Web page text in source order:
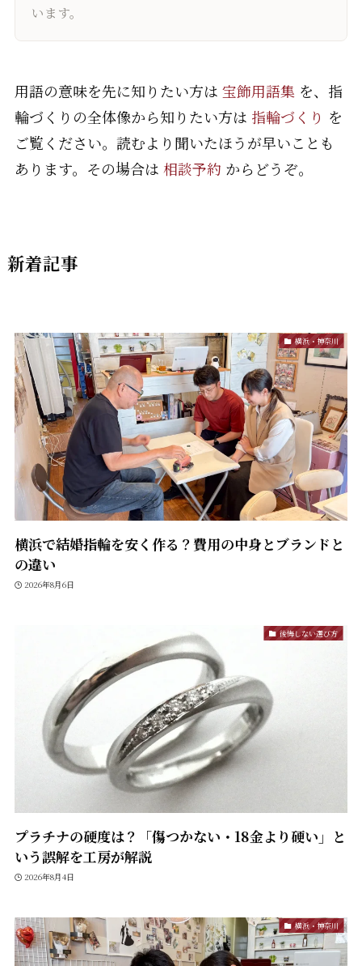
います。
用語の意味を先に知りたい方は 宝飾用語集 を、指
輪づくりの全体像から知りたい方は 指輪づくり を
ご覧ください。読むより聞いたほうが早いことも
あります。その場合は 相談予約 からどうぞ。
新着記事
横浜・神奈川
横浜で結婚指輪を安く作る？費用の中身とブランドと
の違い
2026年8月6日
後悔しない選び方
プラチナの硬度は？「傷つかない・18金より硬い」と
いう誤解を工房が解説
2026年8月4日
横浜・神奈川